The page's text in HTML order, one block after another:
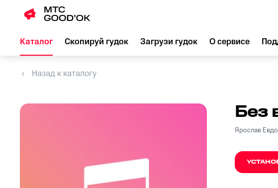
Каталог Скопируй гудок Загрузи гудок О сервисе
Назад к каталогу
Без
Ярослав